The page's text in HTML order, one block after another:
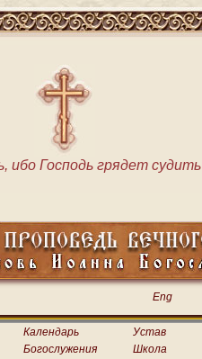
ибо Господь грядет судить
Eng
Календарь Устав
Богослужения Школа